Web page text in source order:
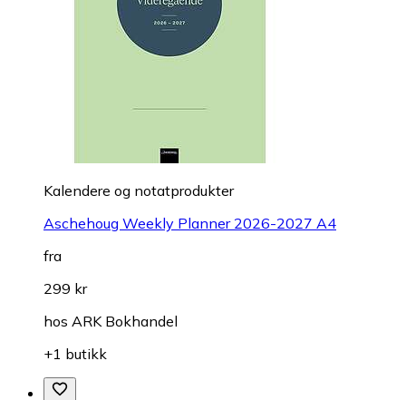
Kalendere og notatprodukter
Aschehoug Weekly Planner 2026-2027 A4
fra
299 kr
hos ARK Bokhandel
+1 butikk